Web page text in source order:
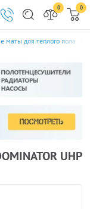
0 0
маты для тёплого пола
UHP